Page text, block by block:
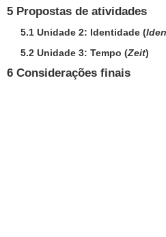
5 Propostas de atividades
5.1 Unidade 2: Identidade (
5.2 Unidade 3: Tempo (Zeit)
6 Considerações finais